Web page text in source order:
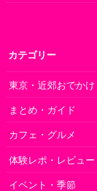
カテゴリー
東京・近郊おでかけ
まとめ・ガイド
カフェ・グルメ
体験レポ・レビュー
イベント・季節